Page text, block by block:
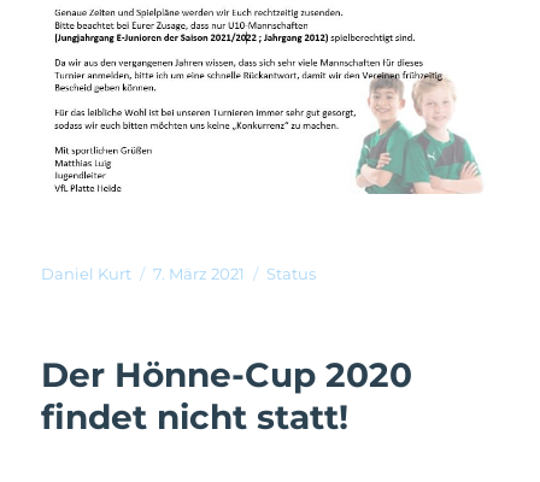
Daniel Kurt 7. März 2021 Status
Der Hönne-Cup 2020
findet nicht statt!